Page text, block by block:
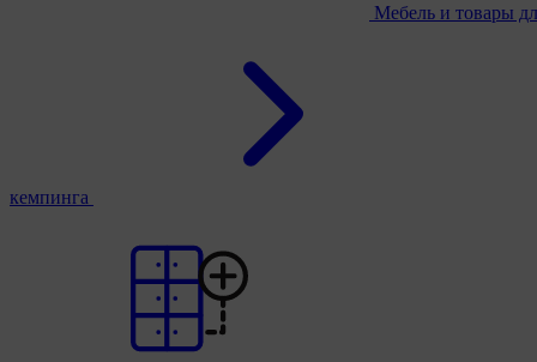
Мебель и товары
кемпинга